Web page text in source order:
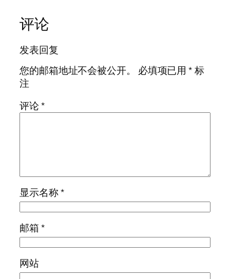
评论
发表回复
您的邮箱地址不会被公开。
必填项已用*标
注
评论*
显示名称*
邮箱*
网站